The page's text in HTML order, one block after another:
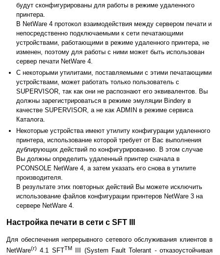
будут сконфигурированы для работы в режиме удаленного
принтера.
В NetWare 4 протокол взаимодействия между сервером печати и
непосредственно подключаемыми к сети печатающими
устройствами, работающими в режиме удаленного принтера, не
изменен, поэтому для работы с ними может быть использован
сервер печати NetWare 4.
С некоторыми утилитами, поставляемыми с этими печатающими
устройствами, может работать только пользователь с
SUPERVISOR, так как они не распознают его эквивалентов. Вы
должны зарегистрироваться в режиме эмуляции Bindery в
качестве SUPERVISOR, а не как ADMIN в режиме сервиса
Каталога.
Некоторые устройства имеют утилиту конфигурации удаленного
принтера, использование которой требует от Вас выполнения
дублирующих действий по конфигурированию. В этом случае
Вы должны определить удаленный принтер сначала в
PCONSOLE NetWare 4, а затем указать его снова в утилите
производителя.
В результате этих повторных действий Вы можете исключить
использование файлов конфигурации принтеров NetWare 3 на
сервере NetWare 4.
Настройка печати в сети с SFT III
Для обеспечения непрерывного сетевого обслуживания клиентов в
NetWare(r) 4.1 SFTTMIII (System Fault Tolerant - отказоустойчивая